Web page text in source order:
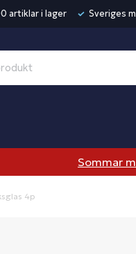
artiklar i lager Sveriges
Sommar
4p